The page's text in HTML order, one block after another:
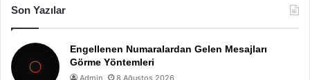
Son Yazılar
Engellenen Numaralardan Gelen Mesajları
Görme Yöntemleri
Admin 8 Ağustos 2026